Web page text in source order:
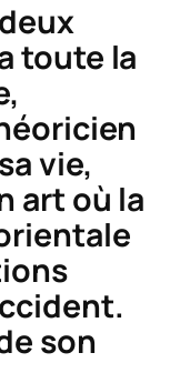
toute la
vie,
art où la
son